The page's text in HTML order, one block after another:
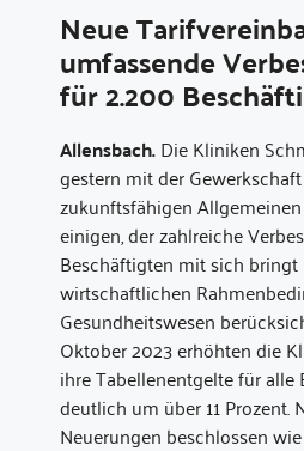
Neue
umfassende
für 2.200
Allensbach.Die Kliniken
gestern mit der
zukunftsfähigen
einigen, der zahlreiche
Beschäftigten mit sich
wirtschaftlichen
Gesundheitswesen
Oktober 2023 erhöhten die
ihre Tabellenentgelte für alle
deutlich um über 11 Prozent.
Neuerungen beschlossen